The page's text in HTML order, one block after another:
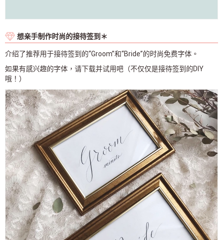
想亲手制作时尚的接待签到＊
介绍了推荐用于接待签到的“Groom”和“Bride”的时尚免费字体。
如果有感兴趣的字体，请下载并试用吧（不仅仅是接待签到的DIY
哦！）